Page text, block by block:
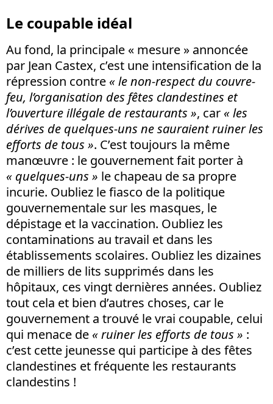
Le coupable idéal
Au fond, la principale « mesure » annoncée
par Jean Castex, c’est une intensification de la
répression contre « le non-respect du couvre-
feu, l’organisation des fêtes clandestines et
l’ouverture illégale de restaurants », car « les
dérives de quelques-uns ne sauraient ruiner les
efforts de tous ». C’est toujours la même
manœuvre : le gouvernement fait porter à
« quelques-uns » le chapeau de sa propre
incurie. Oubliez le fiasco de la politique
gouvernementale sur les masques, le
dépistage et la vaccination. Oubliez les
contaminations au travail et dans les
établissements scolaires. Oubliez les dizaines
de milliers de lits supprimés dans les
hôpitaux, ces vingt dernières années. Oubliez
tout cela et bien d’autres choses, car le
gouvernement a trouvé le vrai coupable, celui
qui menace de « ruiner les efforts de tous » :
c’est cette jeunesse qui participe à des fêtes
clandestines et fréquente les restaurants
clandestins !